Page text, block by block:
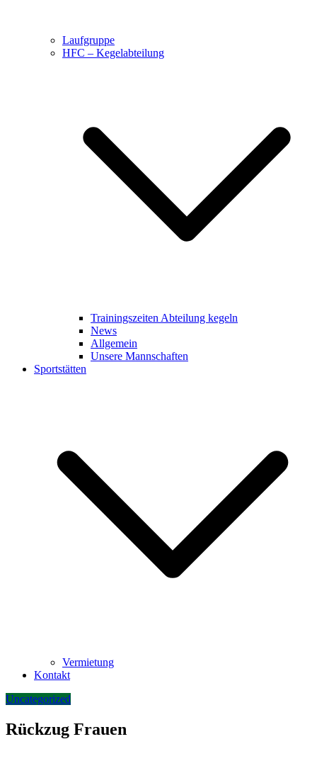
Laufgruppe
HFC – Kegelabteilung
Trainingszeiten Abteilung kegeln
News
Allgemein
Unsere Mannschaften
Sportstätten
Vermietung
Kontakt
Uncategorized
Rückzug Frauen